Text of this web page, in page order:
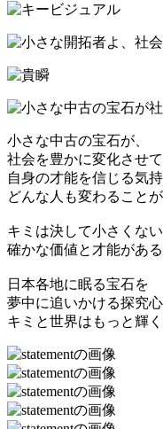
小さな中古の宝石が、
社会を豊かに変化させ
自身の才能を信じる気持
どんな人も変わることが
キミは決して小さくない
確かな価値と才能がある
日本各地に眠る宝石を
夢中に追いかける探究
キミと世界はもっと輝く